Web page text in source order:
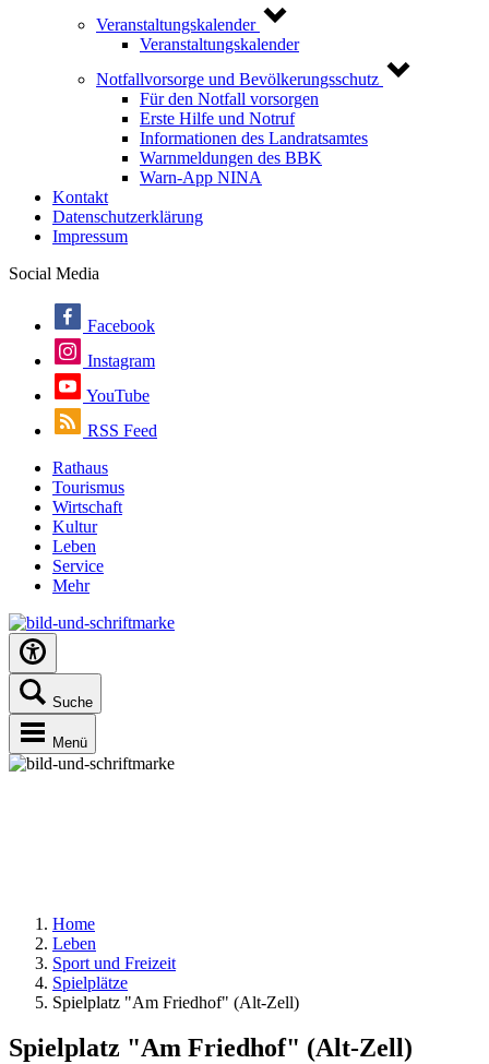
Veranstaltungskalender
Veranstaltungskalender
Notfallvorsorge und Bevölkerungsschutz
Für den Notfall vorsorgen
Erste Hilfe und Notruf
Informationen des Landratsamtes
Warnmeldungen des BBK
Warn-App NINA
Kontakt
Datenschutzerklärung
Impressum
Social Media
Facebook
Instagram
YouTube
RSS Feed
Rathaus
Tourismus
Wirtschaft
Kultur
Leben
Service
Mehr
Suche
Menü
Home
Leben
Sport und Freizeit
Spielplätze
Spielplatz "Am Friedhof" (Alt-Zell)
Spielplatz "Am Friedhof" (Alt-Zell)